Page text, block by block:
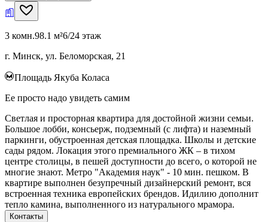
3 комн.98.1 м²6/24 этаж
г. Минск, ул. Беломорская, 21
Площадь Якуба Коласа
Ее просто надо увидеть самим
Светлая и просторная квартира для достойной жизни семьи.
Большое лобби, консьерж, подземный (с лифта) и наземный
паркинги, обустроенная детская площадка. Школы и детские
сады рядом. Локация этого премиального ЖК – в тихом
центре столицы, в пешей доступности до всего, о которой не
многие знают. Метро "Академия наук" - 10 мин. пешком. В
квартире выполнен безупречный дизайнерский ремонт, вся
встроенная техника европейских брендов. Идилию дополнит
тепло камина, выполненного из натурального мрамора.
Контакты